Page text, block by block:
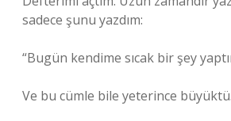
sadece şunu yazdım:
“Bugün kendime sıcak bir şey
Ve bu cümle bile yeterince büyüktü.